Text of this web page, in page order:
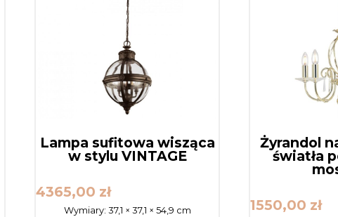
Lampa sufitowa wisząca
w stylu VINTAGE
4365,00 zł
Wymiary: 37,1 × 37,1 × 54,9 cm
Żyrandol
światła
1550,00 zł